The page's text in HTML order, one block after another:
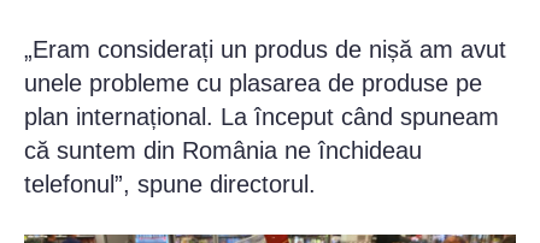
„Eram considerați un produs de nișă am avut
unele probleme cu plasarea de produse pe
plan internațional. La început când spuneam
că suntem din România ne închideau
telefonul”, spune directorul.